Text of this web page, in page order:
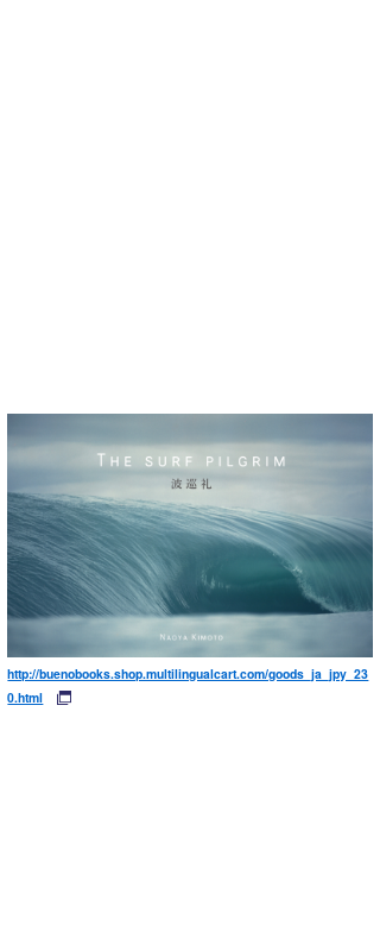
http://buenobooks.shop.multilingualcart.com/goods_ja_jpy_23
0.html